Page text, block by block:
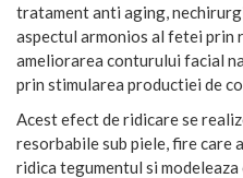
tratament anti aging,
aspectul armonios al fetei prin
ameliorarea conturului facial
prin stimularea productiei de
Acest efect de ridicare se
resorbabile sub piele, fire care
ridica tegumentul si